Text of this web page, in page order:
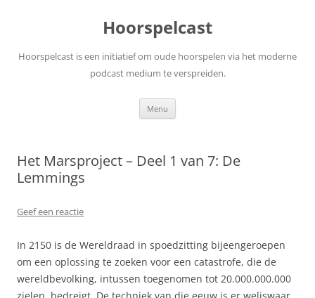
Hoorspelcast
Hoorspelcast is een initiatief om oude hoorspelen via het moderne
podcast medium te verspreiden.
Menu
Het Marsproject – Deel 1 van 7: De
Lemmings
Geef een reactie
In 2150 is de Wereldraad in spoedzitting bijeengeroepen
om een oplossing te zoeken voor een catastrofe, die de
wereldbevolking, intussen toegenomen tot 20.000.000.000